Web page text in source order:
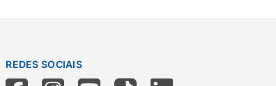
REDES SOCIAIS